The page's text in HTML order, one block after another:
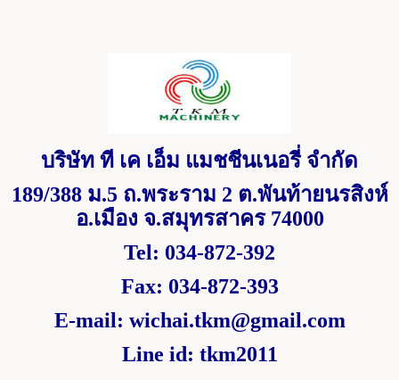
บริษัท ที เค เอ็ม แมชชีนเนอรี่ จำกัด
189/388ม.5ถ.พระราม 2 ต.พันท้ายนรสิงห์
อ.เมือง จ.สมุทรสาคร 74000
Tel: 034-872-392
Fax: 034-872-393
E-mail: wichai.tkm@gmail.com
Line id: tkm2011